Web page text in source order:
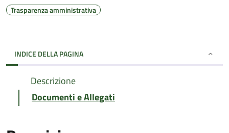
Trasparenza amministrativa
INDICE DELLA PAGINA
Descrizione
Documenti e Allegati